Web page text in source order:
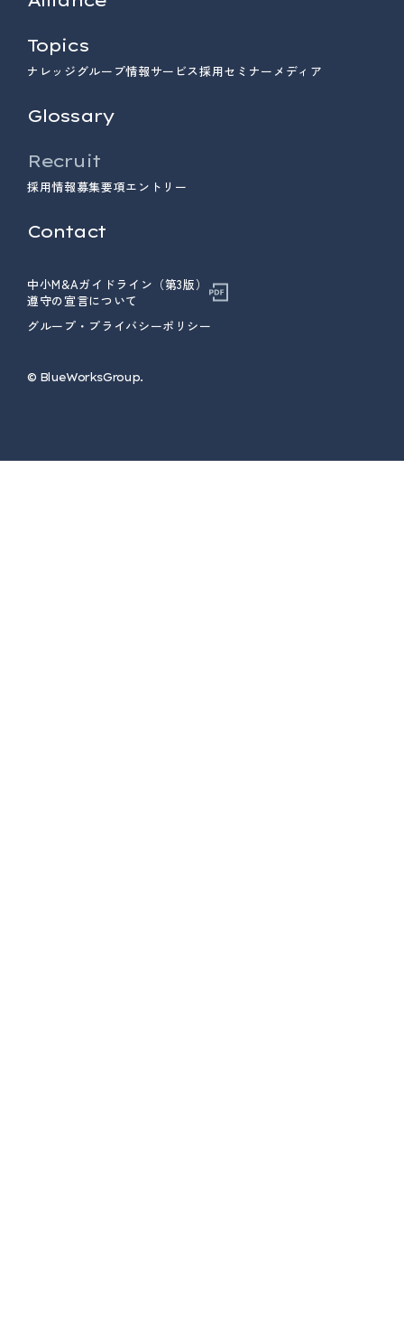
Topics
ナレッジ グループ情報サービス採用セミナー メディア
Glossary
Recruit
採用情報募集要項エントリー
Contact
中小M&Aガイドライン（第3版）
遵守の宣言について
グループ・プライバシーポリシー
© ︎BlueWorksGroup.